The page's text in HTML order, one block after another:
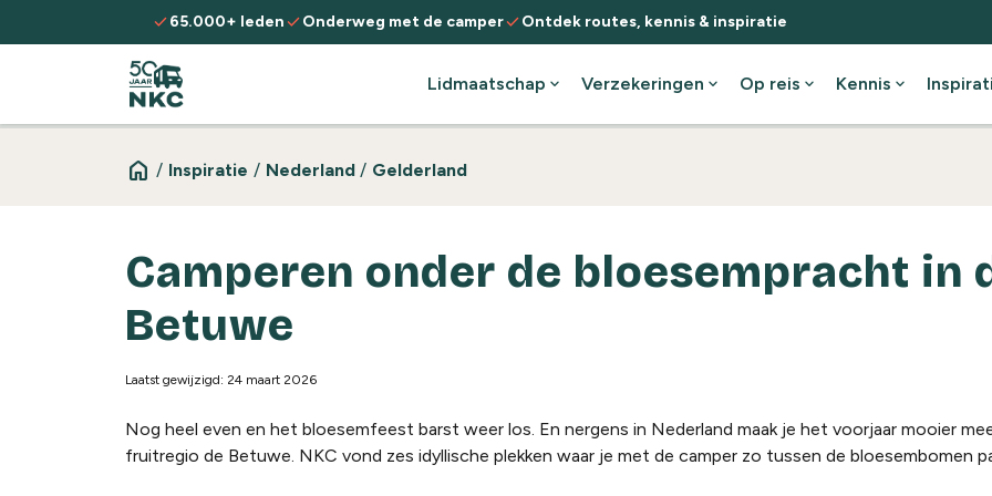
Spring naar de inhoud
check65.000+ ledencheckOnderweg met de campercheckOntdek routes, kennis & inspiratie
Lidmaatschap expand_more Verzekeringen expand_more Op reis expand_more Kennis expand_more
home / Inspiratie / Nederland / Gelderland
Camperen onder de bloesempracht in
Betuwe
Laatst gewijzigd: 24 maart 2026
Nog heel even en het bloesemfeest barst weer los. En nergens in Nederland maak je het voorjaar mooier
fruitregio de Betuwe. NKC vond zes idyllische plekken waar je met de camper zo tussen de bloesembomen